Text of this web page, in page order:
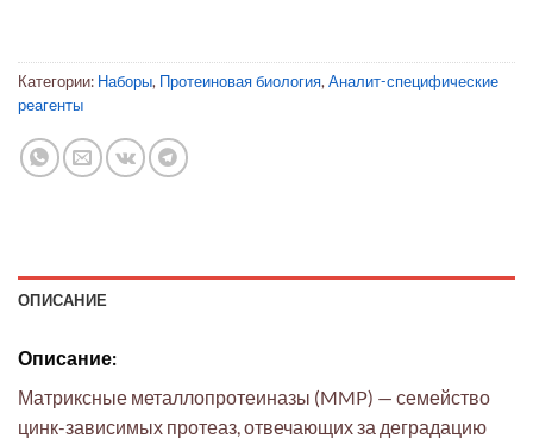
Категории: Наборы, Протеиновая биология, Аналит-специфические
реагенты
ОПИСАНИЕ
Описание:
Матриксные металлопротеиназы (MMP) — семейство
цинк-зависимых протеаз, отвечающих за деградацию